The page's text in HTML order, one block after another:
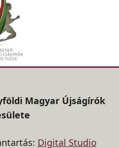
Magyar Újságírók
Digital Studio